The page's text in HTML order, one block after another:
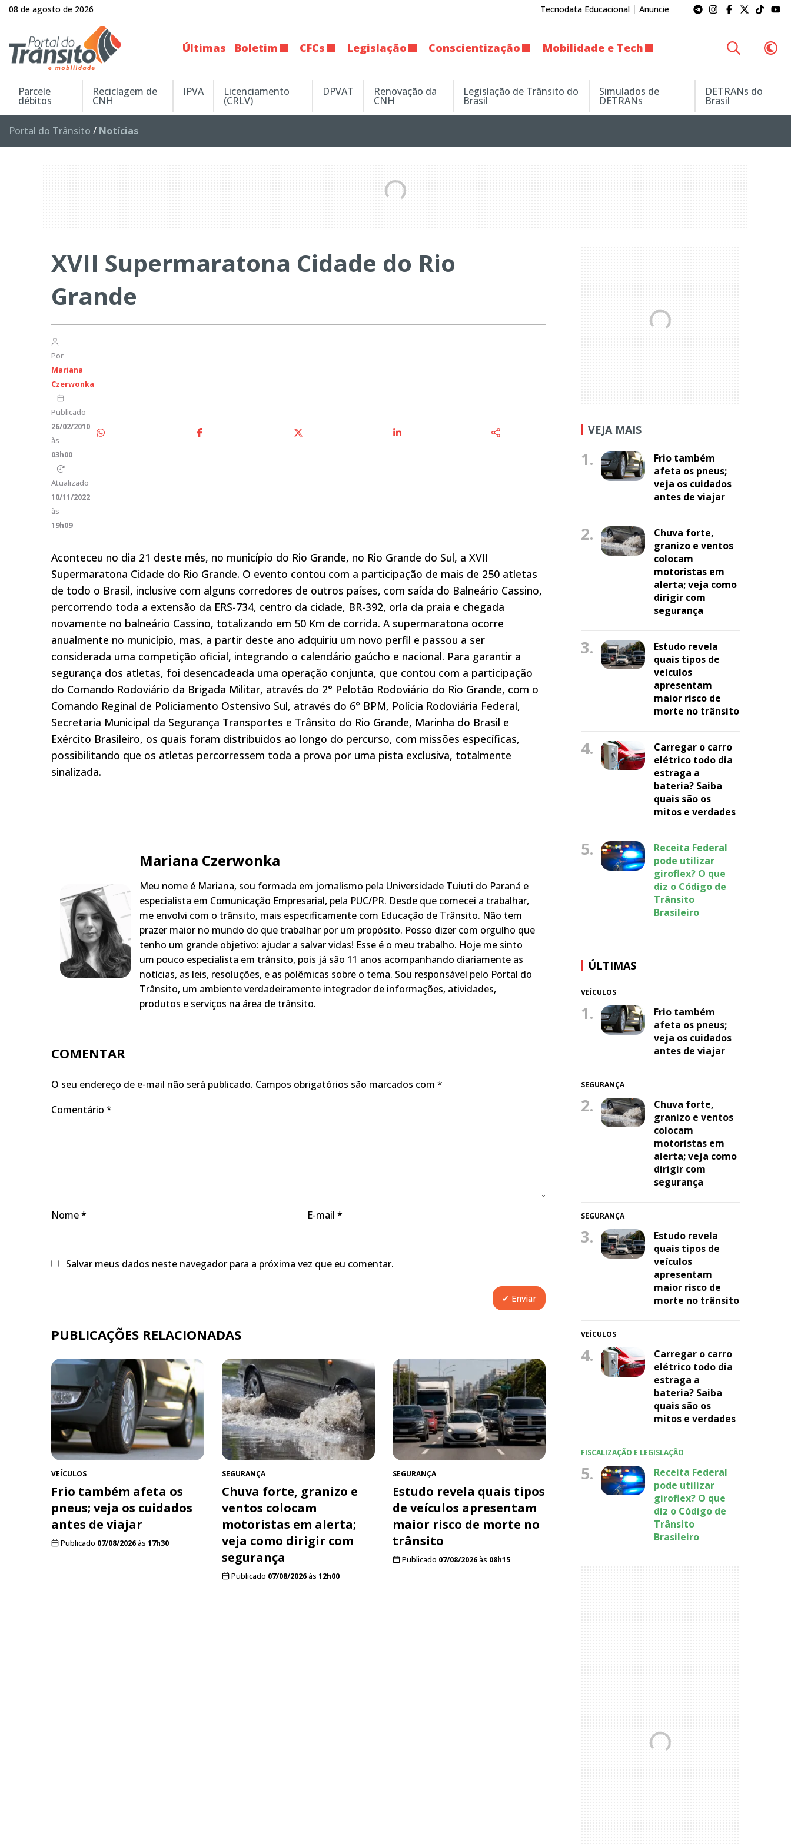
08 de agosto de 2026 Tecnodata Educacional Anuncie
Últimas Boletim CFCs Legislação Conscientização Mobilidade e Tech
Parcele
débitos
Reciclagem de
CNH
IPVA Licenciamento
(CRLV)
DPVAT Renovação da
CNH
Legislação de Trânsito do
Brasil
Simulados de
DETRANs
DETRANs do
Brasil
Portal do Trânsito / Notícias
XVII Supermaratona Cidade do Rio
Grande
Por
Mariana
Czerwonka
Publicado
26/02/2010
às
03h00
Atualizado
10/11/2022
às
19h09
Aconteceu no dia 21 deste mês, no município do Rio Grande, no Rio Grande do Sul, a XVII
Supermaratona Cidade do Rio Grande. O evento contou com a participação de mais de 250 atletas
de todo o Brasil, inclusive com alguns corredores de outros países, com saída do Balneário Cassino,
percorrendo toda a extensão da ERS-734, centro da cidade, BR-392, orla da praia e chegada
novamente no balneário Cassino, totalizando em 50 Km de corrida. A supermaratona ocorre
anualmente no município, mas, a partir deste ano adquiriu um novo perfil e passou a ser
considerada uma competição oficial, integrando o calendário gaúcho e nacional. Para garantir a
segurança dos atletas, foi desencadeada uma operação conjunta, que contou com a participação
do Comando Rodoviário da Brigada Militar, através do 2° Pelotão Rodoviário do Rio Grande, com o
Comando Reginal de Policiamento Ostensivo Sul, através do 6° BPM, Polícia Rodoviária Federal,
Secretaria Municipal da Segurança Transportes e Trânsito do Rio Grande, Marinha do Brasil e
Exército Brasileiro, os quais foram distribuidos ao longo do percurso, com missões específicas,
possibilitando que os atletas percorressem toda a prova por uma pista exclusiva, totalmente
sinalizada.
Mariana Czerwonka
Meu nome é Mariana, sou formada em jornalismo pela Universidade Tuiuti do Paraná e
especialista em Comunicação Empresarial, pela PUC/PR. Desde que comecei a trabalhar,
me envolvi com o trânsito, mais especificamente com Educação de Trânsito. Não tem
prazer maior no mundo do que trabalhar por um propósito. Posso dizer com orgulho que
tenho um grande objetivo: ajudar a salvar vidas! Esse é o meu trabalho. Hoje me sinto
um pouco especialista em trânsito, pois já são 11 anos acompanhando diariamente as
notícias, as leis, resoluções, e as polêmicas sobre o tema. Sou responsável pelo Portal do
Trânsito, um ambiente verdadeiramente integrador de informações, atividades,
produtos e serviços na área de trânsito.
COMENTAR
O seu endereço de e-mail não será publicado. Campos obrigatórios são marcados com *
Comentário *
Nome* E-mail *
Salvar meus dados neste navegador para a próxima vez que eu comentar.
PUBLICAÇÕES RELACIONADAS
VEÍCULOS
Frio também afeta os
pneus; veja os cuidados
antes de viajar
Publicado 07/08/2026às 17h30
SEGURANÇA
Chuva forte, granizo e
ventos colocam
motoristas em alerta;
veja como dirigir com
segurança
Publicado 07/08/2026às 12h00
SEGURANÇA
Estudo revela quais tipos
de veículos apresentam
maior risco de morte no
trânsito
Publicado 07/08/2026às 08h15
VEJA MAIS
1.
Frio também
afeta os pneus;
veja os cuidados
antes de viajar
2.
Chuva forte,
granizo e ventos
colocam
motoristas em
alerta; veja como
dirigir com
segurança
3.
Estudo revela
quais tipos de
veículos
apresentam
maior risco de
morte no trânsito
4.
Carregar o carro
elétrico todo dia
estraga a
bateria? Saiba
quais são os
mitos e verdades
5.
Receita Federal
pode utilizar
giroflex? O que
diz o Código de
Trânsito
Brasileiro
ÚLTIMAS
VEÍCULOS
1.
Frio também
afeta os pneus;
veja os cuidados
antes de viajar
SEGURANÇA
2.
Chuva forte,
granizo e ventos
colocam
motoristas em
alerta; veja como
dirigir com
segurança
SEGURANÇA
3.
Estudo revela
quais tipos de
veículos
apresentam
maior risco de
morte no trânsito
VEÍCULOS
4.
Carregar o carro
elétrico todo dia
estraga a
bateria? Saiba
quais são os
mitos e verdades
FISCALIZAÇÃO E LEGISLAÇÃO
5.
Receita Federal
pode utilizar
giroflex? O que
diz o Código de
Trânsito
Brasileiro